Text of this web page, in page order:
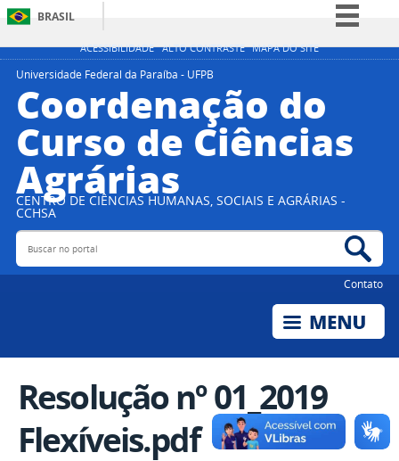
ACESSIBILIDADE ALTO CONTRASTE MAPA DO SITE
BRASIL
Simplifique!
Participe
Acesso à informação
Legislação
Universidade Federal da Paraíba - UFPB
Coordenação do
Curso de Ciências
Agrárias
CENTRO DE CIÊNCIAS HUMANAS, SOCIAIS E AGRÁRIAS -
CCHSA
Buscar no portal
Contato
Resolução nº 01_2019
Flexíveis.pdf